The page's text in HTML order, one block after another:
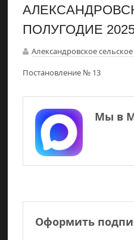
ПОЛУГОДИЕ
Александровское
Постановление № 13
Мы в
Оформить